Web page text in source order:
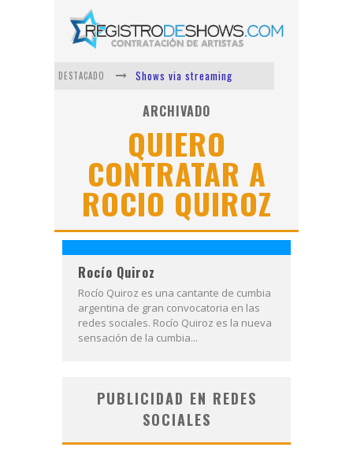
DESTACADO
Shows via streaming
Lit Killah
Nicki Nicole
Duki
Vi Em
Los Ángeles Azules
ARCHIVADO
QUIERO
CONTRATAR A
ROCIO QUIROZ
Rocío Quiroz
Rocío Quiroz es una cantante de cumbia
argentina de gran convocatoria en las
redes sociales. Rocío Quiroz es la nueva
sensación de la cumbia...
PUBLICIDAD EN REDES
SOCIALES